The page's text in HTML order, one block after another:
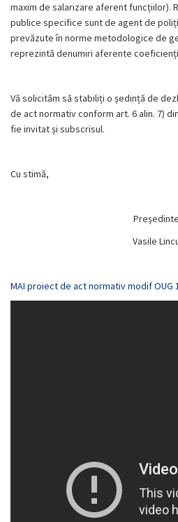
maxim de salarizare aferent funcțiilor).
publice specifice sunt de agent de
prevăzute în norme metodologice de
reprezintă denumiri aferente
Vă solicităm să stabiliți o ședință de
de act normativ conform art. 6 alin. 7)
fie invitat și subscrisul.
Cu stimă,
Președinte
Vasile
MAI proiect de act normativ modif OUG